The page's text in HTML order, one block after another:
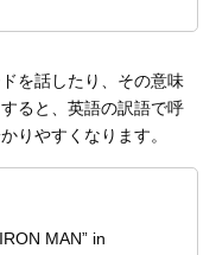
を話したり、その意味
ると、英語の訳語で呼
りやすくなります。
MAN” in